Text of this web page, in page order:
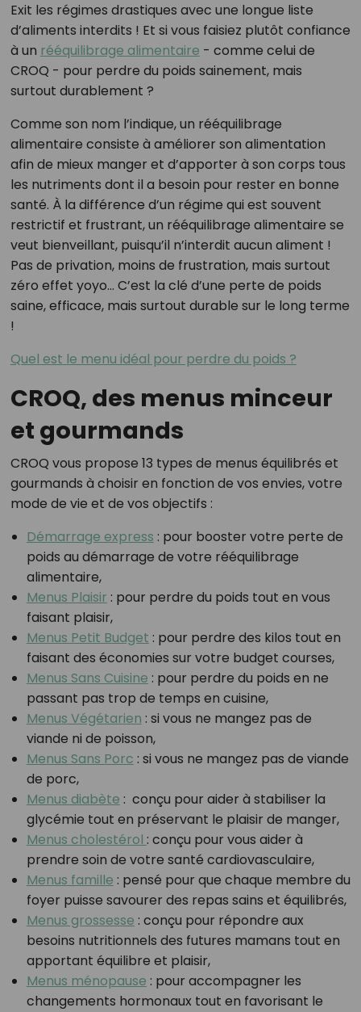
Exit les régimes drastiques avec une longue liste
d’aliments interdits ! Et si vous faisiez plutôt confiance
à un rééquilibrage alimentaire - comme celui de
CROQ - pour perdre du poids sainement, mais
surtout durablement ?
Comme son nom l’indique, un rééquilibrage
alimentaire consiste à améliorer son alimentation
afin de mieux manger et d’apporter à son corps tous
les nutriments dont il a besoin pour rester en bonne
santé. À la différence d’un régime qui est souvent
restrictif et frustrant, un rééquilibrage alimentaire se
veut bienveillant, puisqu’il n’interdit aucun aliment !
Pas de privation, moins de frustration, mais surtout
zéro effet yoyo… C’est la clé d’une perte de poids
saine, efficace, mais surtout durable sur le long terme
!
Quel est le menu idéal pour perdre du poids ?
CROQ, des menus minceur
et gourmands
CROQ vous propose 13 types de menus équilibrés et
gourmands à choisir en fonction de vos envies, votre
mode de vie et de vos objectifs :
Démarrage express : pour booster votre perte de
poids au démarrage de votre rééquilibrage
alimentaire,
Menus Plaisir : pour perdre du poids tout en vous
faisant plaisir,
Menus Petit Budget : pour perdre des kilos tout en
faisant des économies sur votre budget courses,
Menus Sans Cuisine : pour perdre du poids en ne
passant pas trop de temps en cuisine,
Menus Végétarien : si vous ne mangez pas de
viande ni de poisson,
Menus Sans Porc : si vous ne mangez pas de viande
de porc,
Menus diabète : conçu pour aider à stabiliser la
glycémie tout en préservant le plaisir de manger,
Menus cholestérol : conçu pour vous aider à
prendre soin de votre santé cardiovasculaire,
Menus famille : pensé pour que chaque membre du
foyer puisse savourer des repas sains et équilibrés,
Menus grossesse : conçu pour répondre aux
besoins nutritionnels des futures mamans tout en
apportant équilibre et plaisir,
Menus ménopause : pour accompagner les
changements hormonaux tout en favorisant le